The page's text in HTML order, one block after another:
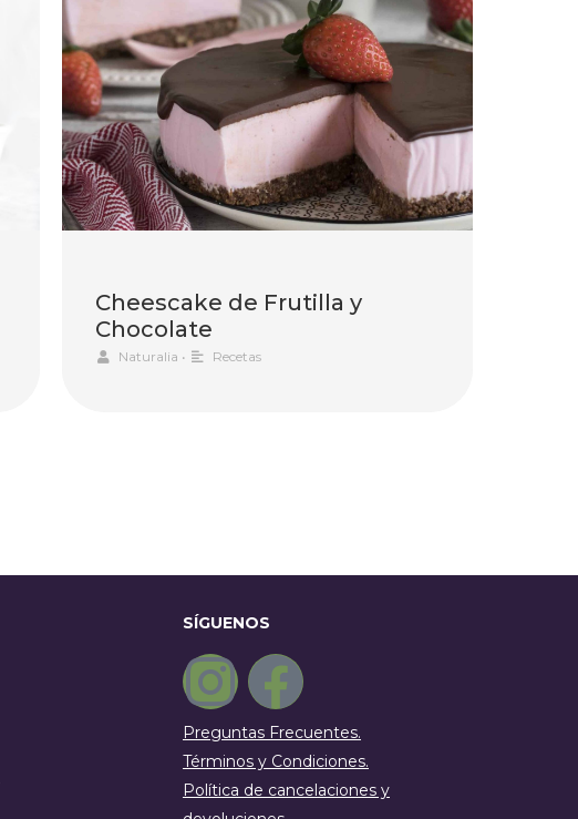
Cheescake de Frutilla y
Chocolate
Naturalia • Recetas
SÍGUENOS
Preguntas Frecuentes.
Términos y Condiciones.
Política de cancelaciones y